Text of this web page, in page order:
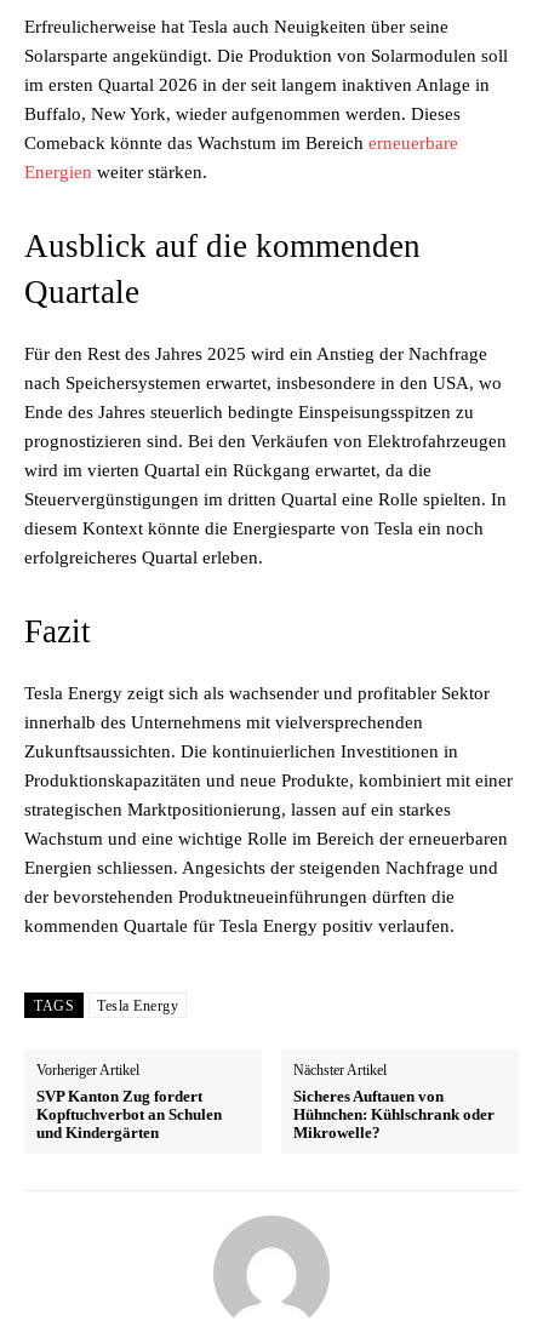
Erfreulicherweise hat Tesla auch Neuigkeiten über seine
Solarsparte angekündigt. Die Produktion von Solarmodulen soll
im ersten Quartal 2026 in der seit langem inaktiven Anlage in
Buffalo, New York, wieder aufgenommen werden. Dieses
Comeback könnte das Wachstum im Bereich erneuerbare
Energien weiter stärken.
Ausblick auf die kommenden
Quartale
Für den Rest des Jahres 2025 wird ein Anstieg der Nachfrage
nach Speichersystemen erwartet, insbesondere in den USA, wo
Ende des Jahres steuerlich bedingte Einspeisungsspitzen zu
prognostizieren sind. Bei den Verkäufen von Elektrofahrzeugen
wird im vierten Quartal ein Rückgang erwartet, da die
Steuervergünstigungen im dritten Quartal eine Rolle spielten. In
diesem Kontext könnte die Energiesparte von Tesla ein noch
erfolgreicheres Quartal erleben.
Fazit
Tesla Energy zeigt sich als wachsender und profitabler Sektor
innerhalb des Unternehmens mit vielversprechenden
Zukunftsaussichten. Die kontinuierlichen Investitionen in
Produktionskapazitäten und neue Produkte, kombiniert mit einer
strategischen Marktpositionierung, lassen auf ein starkes
Wachstum und eine wichtige Rolle im Bereich der erneuerbaren
Energien schliessen. Angesichts der steigenden Nachfrage und
der bevorstehenden Produktneueinführungen dürften die
kommenden Quartale für Tesla Energy positiv verlaufen.
TAGS Tesla Energy
Vorheriger Artikel
SVP Kanton Zug fordert
Kopftuchverbot an Schulen
und Kindergärten
Nächster Artikel
Sicheres Auftauen von
Hühnchen: Kühlschrank oder
Mikrowelle?